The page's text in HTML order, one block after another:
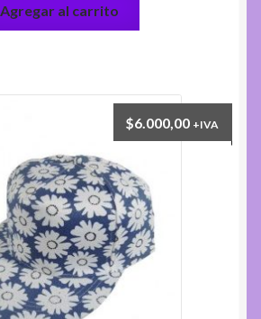
Agregar al carrito
$6.000,00 +IVA